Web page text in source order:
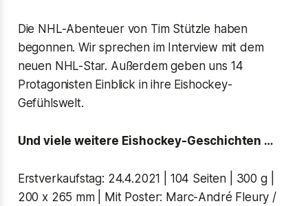
Die NHL-Abenteuer von Tim Stützle haben
begonnen. Wir sprechen im Interview mit dem
neuen NHL-Star. Außerdem geben uns 14
Protagonisten Einblick in ihre Eishockey-
Gefühlswelt.
Und viele weitere Eishockey-Geschichten …
Erstverkaufstag: 24.4.2021 | 104 Seiten | 300 g |
200 x 265 mm | Mit Poster: Marc-André Fleury /